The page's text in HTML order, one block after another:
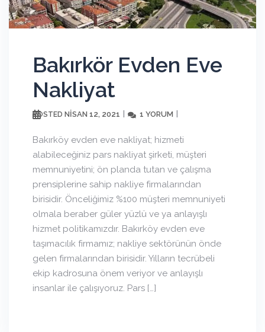
Bakırkör Evden Eve
Nakliyat
POSTED NISAN 12, 2021 1 YORUM
Bakırköy evden eve nakliyat; hizmeti
alabileceğiniz pars nakliyat şirketi, müşteri
memnuniyetini; ön planda tutan ve çalışma
prensiplerine sahip nakliye firmalarından
birisidir. Önceliğimiz %100 müşteri memnuniyeti
olmala beraber güler yüzlü ve ya anlayışlı
hizmet politikamızdır. Bakırköy evden eve
taşımacılık firmamız; nakliye sektörünün önde
gelen firmalarından birisidir. Yılların tecrübeli
ekip kadrosuna önem veriyor ve anlayışlı
insanlar ile çalışıyoruz. Pars […]